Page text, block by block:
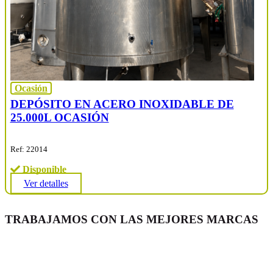
Ocasión
DEPÓSITO EN ACERO INOXIDABLE DE
25.000L OCASIÓN
Ref: 22014
Disponible
Ver detalles
TRABAJAMOS CON LAS MEJORES MARCAS